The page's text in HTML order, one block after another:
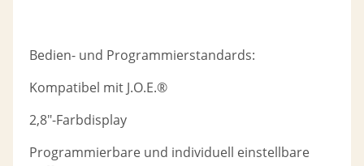
Bedien- und Programmierstandards:
Kompatibel mit J.O.E.®
2,8"-Farbdisplay
Programmierbare und individuell einstellbare